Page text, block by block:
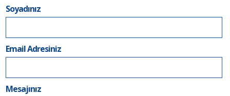
Soyadınız
Email Adresiniz
Mesajınız